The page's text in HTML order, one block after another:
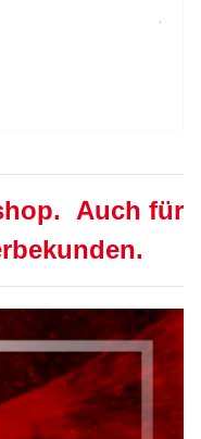
Auch für